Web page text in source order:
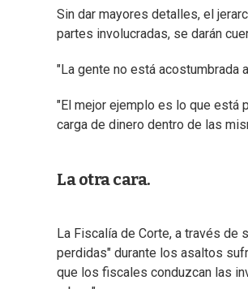
Sin dar mayores detalles, el
partes involucradas, se darán
"La gente no está acostumbrada
"El mejor ejemplo es lo que está
carga de dinero dentro de las
La otra cara.
La Fiscalía de Corte, a través de
perdidas" durante los asaltos
que los fiscales conduzcan las